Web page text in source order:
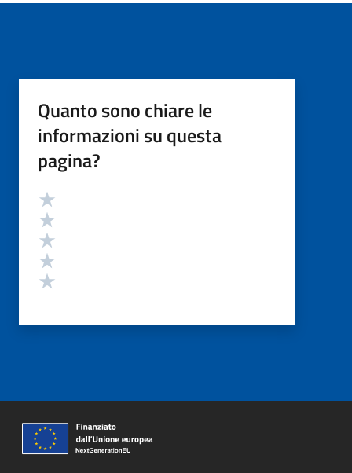
Quanto sono chiare le
informazioni su questa
pagina?
Valutazione